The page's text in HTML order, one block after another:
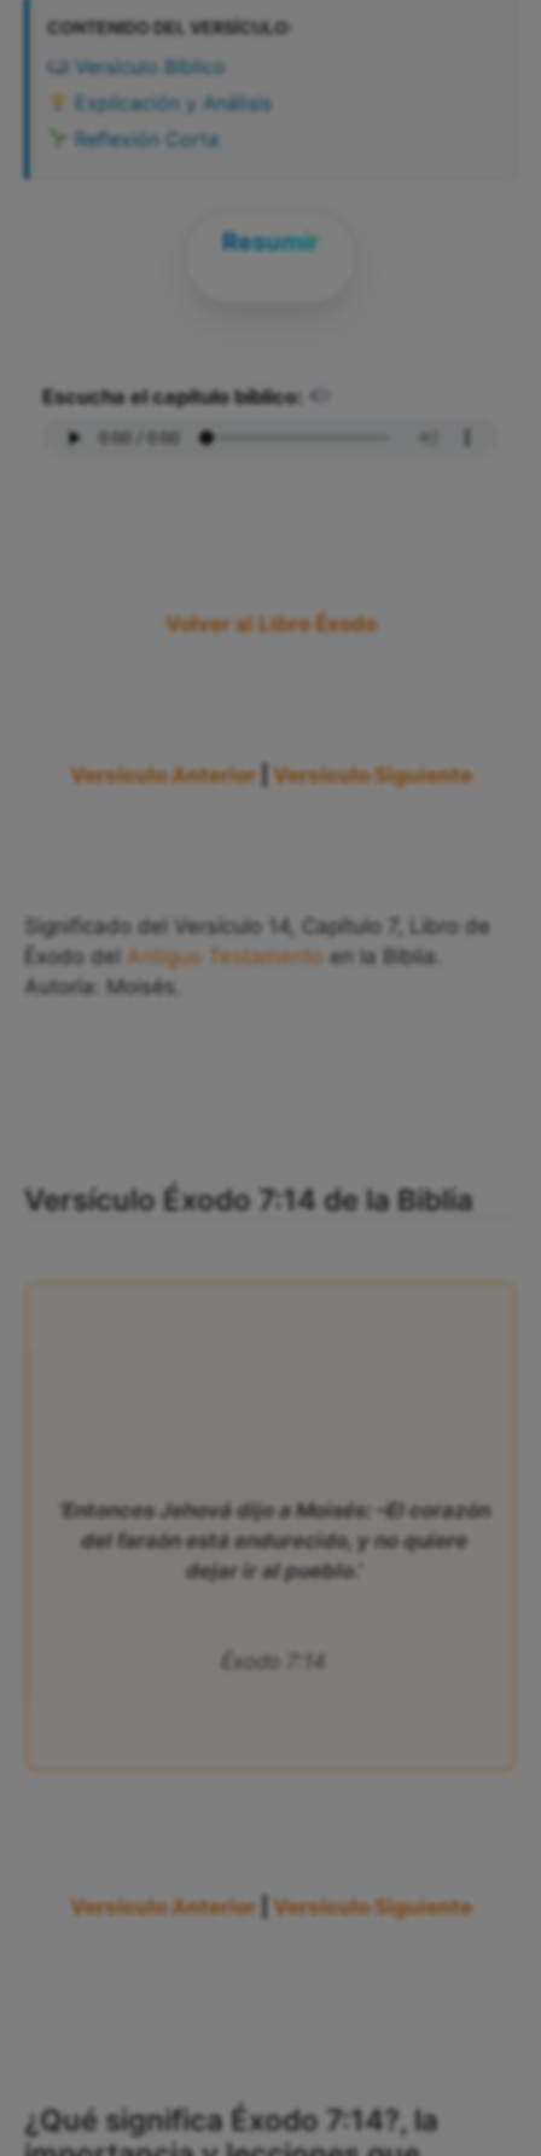
CONTENIDO DEL VERSÍCULO:
Versículo Bíblico
Explicación y Análisis
Reflexión Corta
Resumir
Escucha el capítulo bíblico:
Volver al Libro Éxodo
Versículo Anterior Versículo Siguiente
Significado del Versículo 14, Capítulo 7, Libro de
Éxodo del Antiguo Testamento en la Biblia.
Autoría: Moisés.
Versículo Éxodo 7:14 de la Biblia
‘Entonces Jehová dijo a Moisés: –El corazón
del faraón está endurecido, y no quiere
dejar ir al pueblo.’
Éxodo 7:14
Versículo Anterior Versículo Siguiente
¿Qué significa Éxodo 7:14?, la